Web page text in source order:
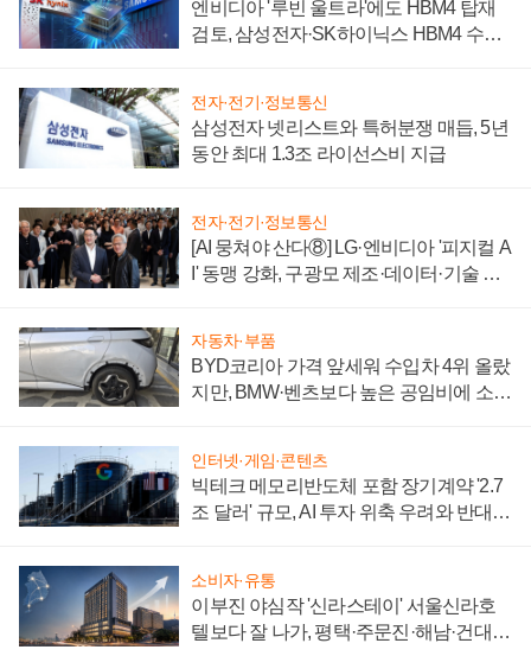
엔비디아 '루빈 울트라'에도 HBM4 탑재
검토, 삼성전자·SK하이닉스 HBM4 수율
전자·전기·정보통신
삼성전자 넷리스트와 특허분쟁 매듭, 5년
동안 최대 1.3조 라이선스비 지급
전자·전기·정보통신
[AI 뭉쳐야 산다⑧] LG·엔비디아 '피지컬 A
I' 동맹 강화, 구광모 제조·데이터·기술 결
자동차·부품
BYD코리아 가격 앞세워 수입차 4위 올랐
지만, BMW·벤츠보다 높은 공임비에 소비
인터넷·게임·콘텐츠
빅테크 메모리반도체 포함 장기계약 '2.7
조 달러' 규모, AI 투자 위축 우려와 반대
소비자·유통
이부진 야심작 '신라스테이' 서울신라호
텔보다 잘 나가, 평택·주문진·해남·건대로